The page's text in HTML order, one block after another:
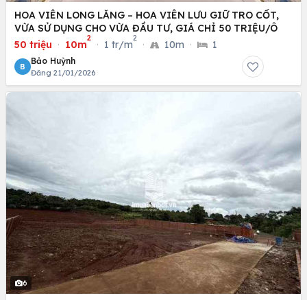
HOA VIÊN LONG LĂNG – HOA VIÊN LƯU GIỮ TRO CỐT,
VỪA SỬ DỤNG CHO VỪA ĐẦU TƯ, GIÁ CHỈ 50 TRIỆU/Ô
50 triệu · 10m
2
· 1 tr/m
2
· 10m · 1
B
Bảo Huỳnh
Đăng 21/01/2026
6